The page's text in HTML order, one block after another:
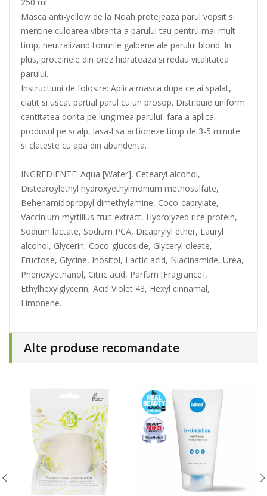
Masca anti-yellow de la Noah protejeaza parul vopsit si
mentine culoarea vibranta a parului tau pentru mai mult
timp, neutralizand tonurile galbene ale parului blond. In
plus, proteinele din orez hidrateaza si redau vitalitatea
parului.
Instructiuni de folosire: Aplica masca dupa ce ai spalat,
clatit si uscat partial parul cu un prosop. Distribuie uniform
cantitatea dorita pe lungimea parului, fara a aplica
produsul pe scalp, lasa-l sa actioneze timp de 3-5 minute
si clateste cu apa din abundenta.
INGREDIENTE: Aqua [Water], Cetearyl alcohol,
Distearoylethyl hydroxyethylmonium methosulfate,
Behenamidopropyl dimethylamine, Coco-caprylate,
Vaccinium myrtillus fruit extract, Hydrolyzed rice protein,
Sodium lactate, Sodium PCA, Dicaprylyl ether, Lauryl
alcohol, Glycerin, Coco-glucoside, Glyceryl oleate,
Fructose, Glycine, Inositol, Lactic acid, Niacinamide, Urea,
Phenoxyethanol, Citric acid, Parfum [Fragrance],
Ethylhexylglycerin, Acid Violet 43, Hexyl cinnamal,
Limonene.
Alte produse recomandate